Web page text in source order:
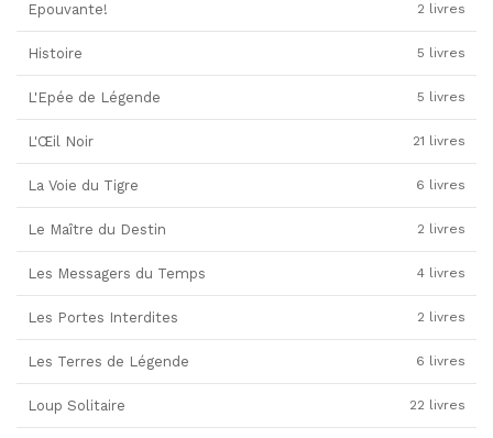
Epouvante! 2 livres
Histoire 5 livres
L'Epée de Légende 5 livres
L'Œil Noir 21 livres
La Voie du Tigre 6 livres
Le Maître du Destin 2 livres
Les Messagers du Temps 4 livres
Les Portes Interdites 2 livres
Les Terres de Légende 6 livres
Loup Solitaire 22 livres